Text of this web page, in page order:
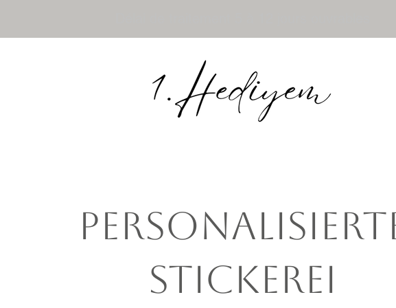
Stickerei